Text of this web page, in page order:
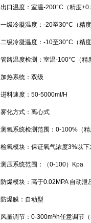
出口温度：室温-200°C（精度
一级冷凝温度：-20至30°C（精度
二级冷凝温度：-10至30°C（精度
管路温度检测：室温-100°C（精
加热系统：双级
进料速度：50-5000ml/H
雾化方式：离心式
测氧系统检测范围：0-100%（精
检氧模块：保证氧气浓度3%以下
测压系统范围：（0-100）Kpa
防爆模块：高于0.02MPA 自动泄
防爆膜：自动型
风量调节：0-300m³/h任意调节（